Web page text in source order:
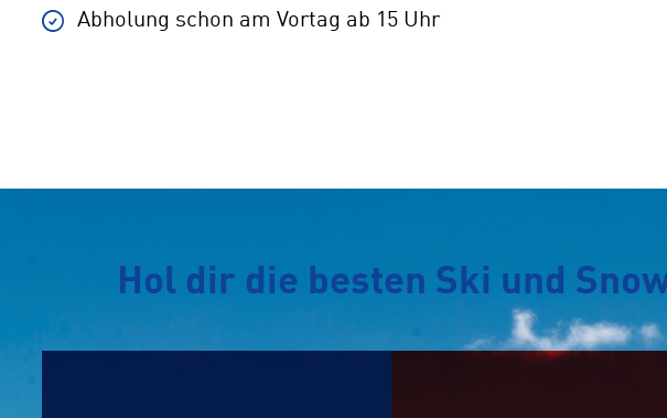
Abholung schon am Vortag ab 15 Uhr
Hol dir die besten Ski und